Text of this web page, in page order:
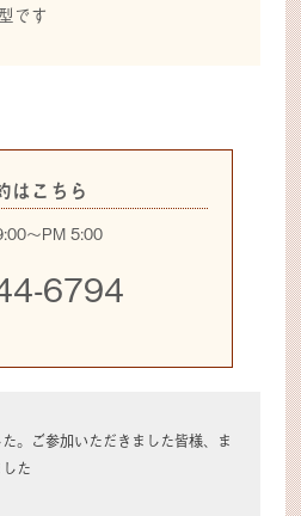
です
はこちら
～PM 5:00
6794
。ご参加いただきました皆様、ま
た